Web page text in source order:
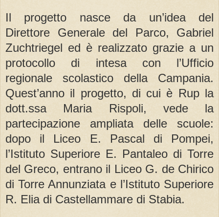
Il progetto nasce da un’idea del
Direttore Generale del Parco, Gabriel
Zuchtriegel ed è realizzato grazie a un
protocollo di intesa con l’Ufficio
regionale scolastico della Campania.
Quest’anno il progetto, di cui è Rup la
dott.ssa Maria Rispoli, vede la
partecipazione ampliata delle scuole:
dopo il Liceo E. Pascal di Pompei,
l’Istituto Superiore E. Pantaleo di Torre
del Greco, entrano il Liceo G. de Chirico
di Torre Annunziata e l’Istituto Superiore
R. Elia di Castellammare di Stabia.